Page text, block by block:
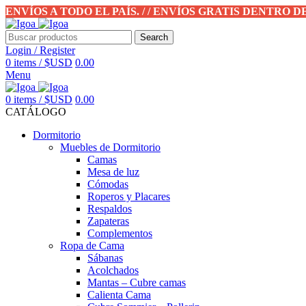
ENVÍOS A TODO EL PAÍS. / / ENVÍOS GRATIS DENTRO
Search
Login / Register
0 items / $USD 0.00
Menu
0 items / $USD 0.00
CATÁLOGO
Dormitorio
Muebles de Dormitorio
Camas
Mesa de luz
Cómodas
Roperos y Placares
Respaldos
Zapateras
Complementos
Ropa de Cama
Sábanas
Acolchados
Mantas – Cubre camas
Calienta Cama